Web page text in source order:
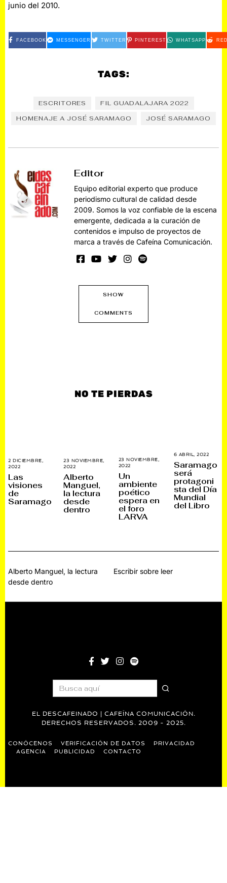
junio del 2010.
FACEBOOK MESSENGER TWITTER PINTEREST WHATSAPP
TAGS:
ESCRITORES
FIL GUADALAJARA 2022
HOMENAJE A JOSÉ SARAMAGO
JOSÉ SARAMAGO
Editor
Equipo editorial experto que produce
periodismo cultural de calidad desde
2009. Somos la voz confiable de la escena
emergente, dedicada a la curación de
contenidos e impulso de proyectos de
marca a través de Cafeína Comunicación.
SHOW
COMMENTS
NO TE PIERDAS
2 DICIEMBRE,
2022
E
N
O
Las
visiones
de
Saramago
23 NOVIEMBRE,
2022
E
N
E
R
O
,
Alberto
Manguel,
la lectura
desde
dentro
23 NOVIEMBRE,
2022
C
E
M
B
R
E
2
Un
ambiente
poético
espera en
el foro
LARVA
6 ABRIL, 2022
U
I
O
,
2
Saramago
será
protagoni
sta del Día
Mundial
del Libro
Navegación
de
entradas
Alberto Manguel, la lectura
desde dentro
Escribir sobre leer
EL DESCAFEINADO | CAFEÍNA COMUNICACIÓN.
DERECHOS RESERVADOS. 2009 - 2025.
CONÓCENOS VERIFICACIÓN DE DATOS
PRIVACIDAD
AGENCIA
PUBLICIDAD CONTACTO